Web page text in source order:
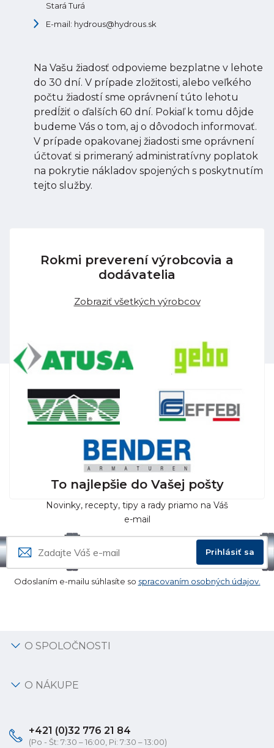
Stará Turá
E-mail: hydrous@hydrous.sk
Na Vašu žiadosť odpovieme bezplatne v lehote
do 30 dní. V prípade zložitosti, alebo veľkého
počtu žiadostí sme oprávnení túto lehotu
predĺžiť o ďalších 60 dní. Pokiaľ k tomu dôjde
budeme Vás o tom, aj o dôvodoch informovať.
V prípade opakovanej žiadosti sme oprávnení
účtovať si primeraný administratívny poplatok
na pokrytie nákladov spojených s poskytnutím
tejto služby.
Rokmi preverení výrobcovia a
dodávatelia
Zobraziť všetkých výrobcov
To najlepšie do Vašej pošty
Novinky, recepty, tipy a rady priamo na Váš
e-mail
Prihlásiť sa
Odoslaním e-mailu súhlasíte so spracovaním osobných údajov.
O SPOLOČNOSTI
O NÁKUPE
+421 (0)32 776 21 84
(Po - Št: 7:30 – 16:00, Pi: 7:30 – 13:00)